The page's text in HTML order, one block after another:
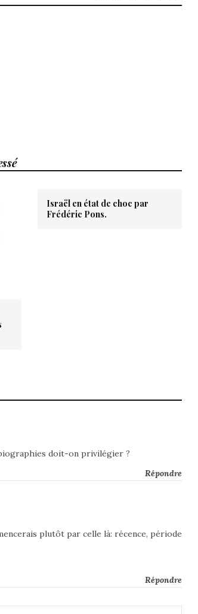
Israël en état de choc par
Frédéric Pons.
doit-on privilégier ?
Répondre
plutôt par celle là: récence, période
Répondre